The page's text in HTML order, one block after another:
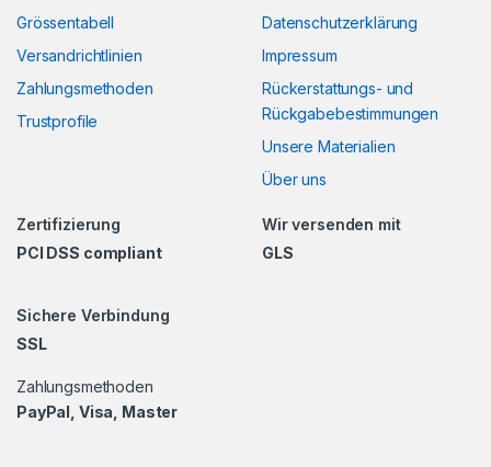
Grössentabell
Versandrichtlinien
Zahlungsmethoden
Trustprofile
Datenschutzerklärung
Impressum
Rückerstattungs- und
Rückgabebestimmungen
Unsere Materialien
Über uns
Zertifizierung
PCI DSS compliant
Wir versenden mit
GLS
Sichere Verbindung
SSL
Zahlungsmethoden
PayPal, Visa, Master